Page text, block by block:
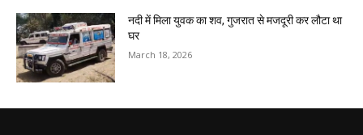
नदी में मिला युवक का शव, गुजरात से मजदूरी कर लौटा था
घर
March 18, 2026